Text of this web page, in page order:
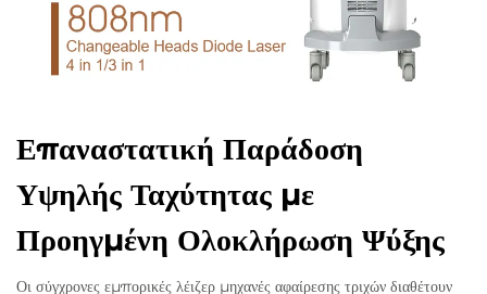
Επαναστατική Παράδοση
Υψηλής Ταχύτητας με
Προηγμένη Ολοκλήρωση Ψύξης
Οι σύγχρονες εμπορικές λέιζερ μηχανές αφαίρεσης τριχών διαθέτουν